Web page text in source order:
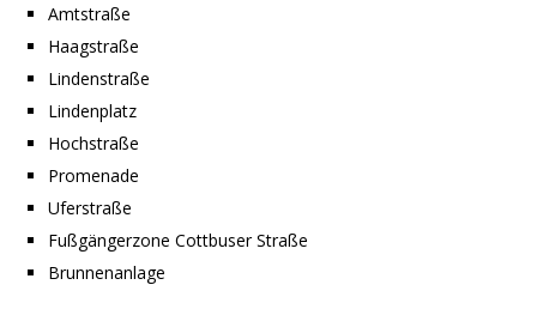
Amtstraße
Haagstraße
Lindenstraße
Lindenplatz
Hochstraße
Promenade
Uferstraße
Fußgängerzone Cottbuser Straße
Brunnenanlage